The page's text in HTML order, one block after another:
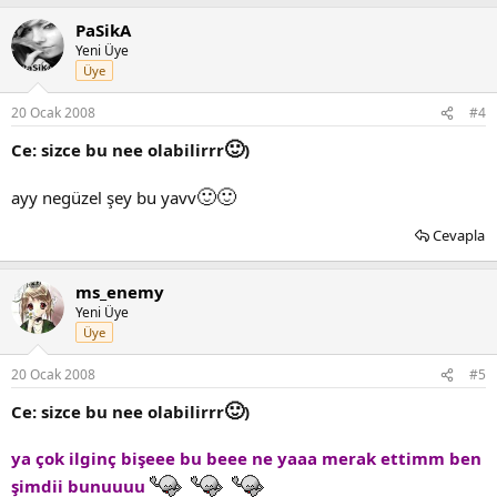
PaSikA
Yeni Üye
Üye
20 Ocak 2008 #4
Ce: sizce bu nee olabilirrr🙂)
ayy negüzel şey bu yavv🙂🙂
Cevapla
ms_enemy
Yeni Üye
Üye
20 Ocak 2008 #5
Ce: sizce bu nee olabilirrr🙂)
ya çok ilginç bişeee bu beee ne yaaa merak ettimm ben
şimdii bunuuuu